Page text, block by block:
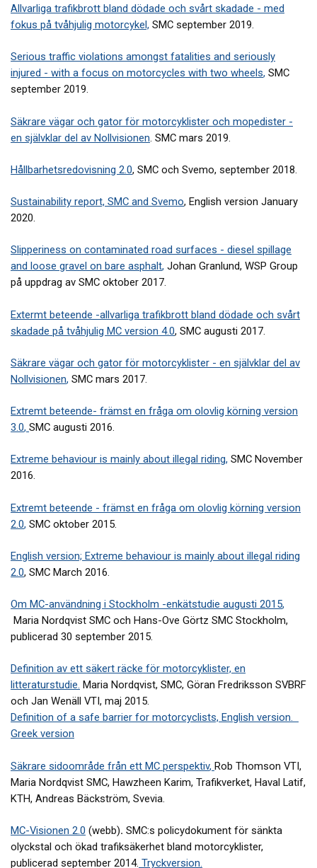
Allvarliga trafikbrott bland dödade och svårt skadade - med
fokus på tvåhjulig motorcykel, SMC september 2019.
Serious traffic violations amongst fatalities and seriously
injured - with a focus on motorcycles with two wheels, SMC
september 2019.
Säkrare vägar och gator för motorcyklister och mopedister -
en självklar del av Nollvisionen. SMC mars 2019.
Hållbarhetsredovisning 2.0, SMC och Svemo, september 2018.
Sustainability report, SMC and Svemo, English version January
2020.
Slipperiness on contaminated road surfaces - diesel spillage
and loose gravel on bare asphalt, Johan Granlund, WSP Group
på uppdrag av SMC oktober 2017.
Extermt beteende -allvarliga trafikbrott bland dödade och svårt
skadade på tvåhjulig MC version 4.0, SMC augusti 2017.
Säkrare vägar och gator för motorcyklister - en självklar del av
Nollvisionen, SMC mars 2017.
Extremt beteende- främst en fråga om olovlig körning version
3.0, SMC augusti 2016.
Extreme behaviour is mainly about illegal riding, SMC November
2016.
Extremt beteende - främst en fråga om olovlig körning version
2.0, SMC oktober 2015.
English version; Extreme behaviour is mainly about illegal riding
2.0, SMC March 2016.
Om MC-användning i Stockholm -enkätstudie augusti 2015,
Maria Nordqvist SMC och Hans-Ove Görtz SMC Stockholm,
publicerad 30 september 2015.
Definition av ett säkert räcke för motorcyklister, en
litteraturstudie. Maria Nordqvist, SMC, Göran Fredriksson SVBRF
och Jan Wenäll VTI, maj 2015.
Definition of a safe barrier for motorcyclists, English version.
Greek version
Säkrare sidoområde från ett MC perspektiv, Rob Thomson VTI,
Maria Nordqvist SMC, Hawzheen Karim, Trafikverket, Haval Latif,
KTH, Andreas Bäckström, Svevia.
MC-Visionen 2.0 (webb). SMC:s policydokument för sänkta
olyckstal och ökad trafiksäkerhet bland motorcyklister,
publicerad september 2014. Tryckversion.